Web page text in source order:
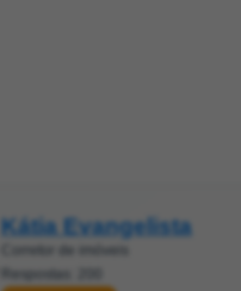
Kátia Evangelista
Corretor de imóveis
Respostas: 200